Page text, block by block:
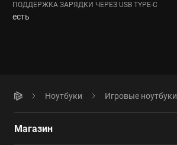
ПОДДЕРЖКА ЗАРЯДКИ ЧЕРЕЗ USB TYPE-C
есть
Ноутбуки Игровые ноутбуки
Магазин